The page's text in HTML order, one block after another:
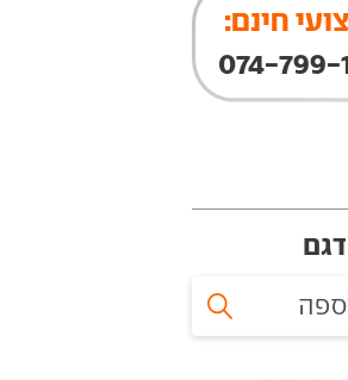
חינם: